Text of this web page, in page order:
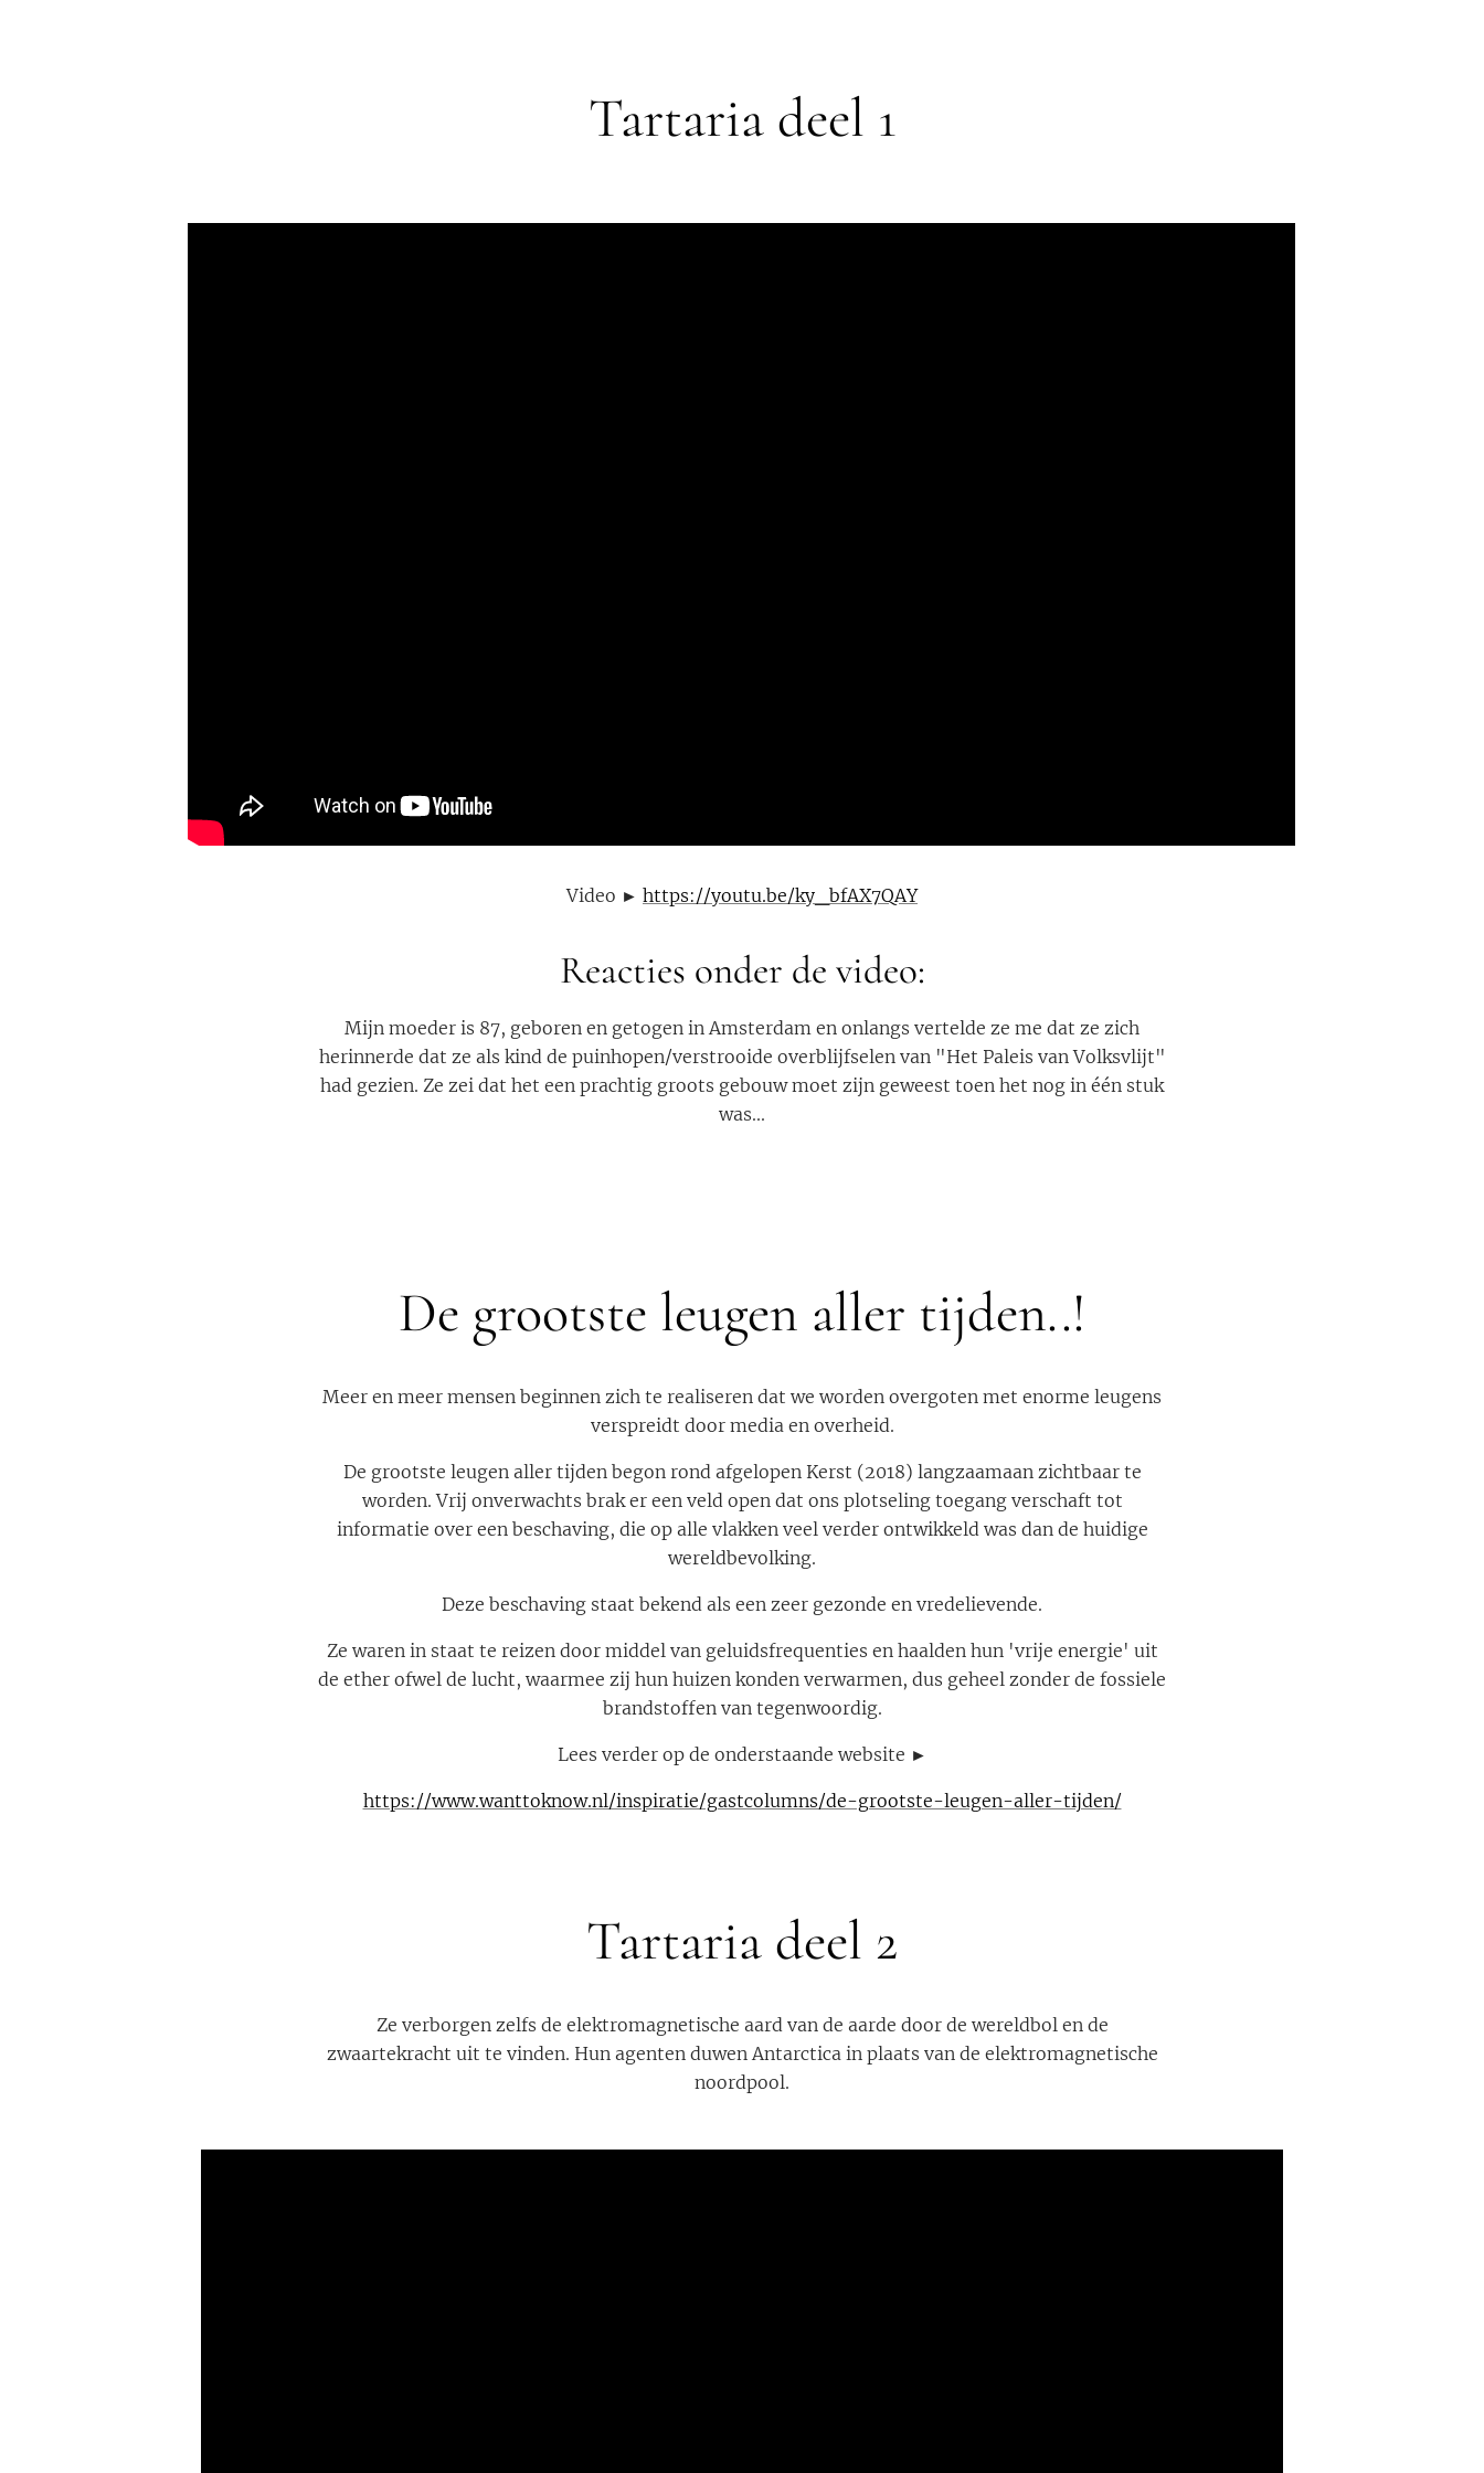
Tartaria deel 1
Video ► https://youtu.be/ky_bfAX7QAY
Reacties onder de video:
Mijn moeder is 87, geboren en getogen in Amsterdam en onlangs vertelde ze me dat ze zich
herinnerde dat ze als kind de puinhopen/verstrooide overblijfselen van "Het Paleis van Volksvlijt"
had gezien. Ze zei dat het een prachtig groots gebouw moet zijn geweest toen het nog in één stuk
was...
De grootste leugen aller tijden..!
Meer en meer mensen beginnen zich te realiseren dat we worden overgoten met enorme leugens
verspreidt door media en overheid.
De grootste leugen aller tijden begon rond afgelopen Kerst (2018) langzaamaan zichtbaar te
worden. Vrij onverwachts brak er een veld open dat ons plotseling toegang verschaft tot
informatie over een beschaving, die op alle vlakken veel verder ontwikkeld was dan de huidige
wereldbevolking.
Deze beschaving staat bekend als een zeer gezonde en vredelievende.
Ze waren in staat te reizen door middel van geluidsfrequenties en haalden hun 'vrije energie' uit
de ether ofwel de lucht, waarmee zij hun huizen konden verwarmen, dus geheel zonder de fossiele
brandstoffen van tegenwoordig.
Lees verder op de onderstaande website ►
https://www.wanttoknow.nl/inspiratie/gastcolumns/de-grootste-leugen-aller-tijden/
Tartaria deel 2
Ze verborgen zelfs de elektromagnetische aard van de aarde door de wereldbol en de
zwaartekracht uit te vinden. Hun agenten duwen Antarctica in plaats van de elektromagnetische
noordpool.